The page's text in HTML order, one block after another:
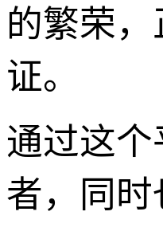
的繁荣
证。
通过这
者，同